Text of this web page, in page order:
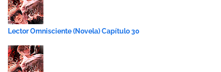
Lector Omnisciente (Novela) Capítulo 30